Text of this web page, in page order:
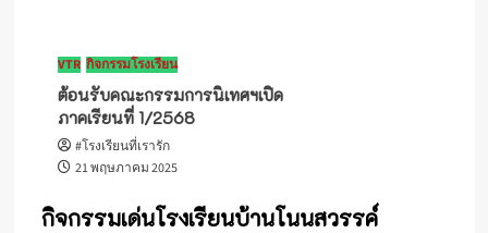
VTR กิจกรรมโรงเรียน
ต้อนรับคณะกรรมการนิเทศฯเปิด
ภาคเรียนที่ 1/2568
#โรงเรียนที่เรารัก
21 พฤษภาคม 2025
กิจกรรมเด่นโรงเรียนบ้านโนนสวรรค์